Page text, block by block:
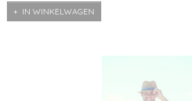
IN WINKELWAGEN